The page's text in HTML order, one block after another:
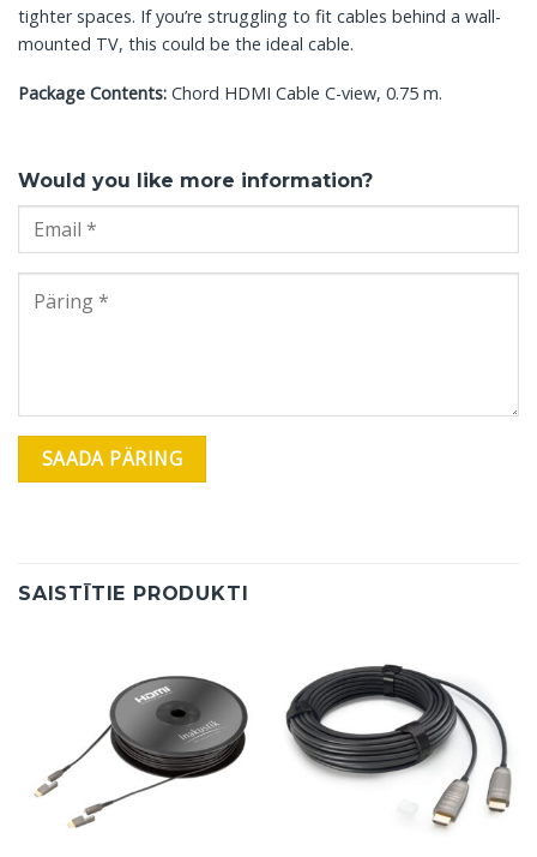
tighter spaces. If you’re struggling to fit cables behind a wall-
mounted TV, this could be the ideal cable.
Package Contents: Chord HDMI Cable C-view, 0.75 m.
Would you like more information?
SAISTĪTIE PRODUKTI